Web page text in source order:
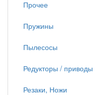
Прочее
Пружины
Пылесосы
Редукторы / приводы
Резаки, Ножи